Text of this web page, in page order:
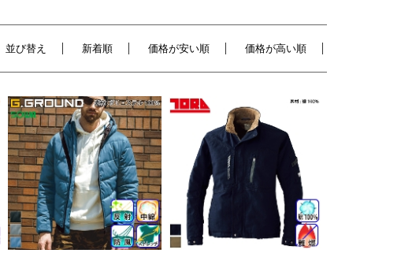
並び替え 新着順 価格が安い順 価格が高い順